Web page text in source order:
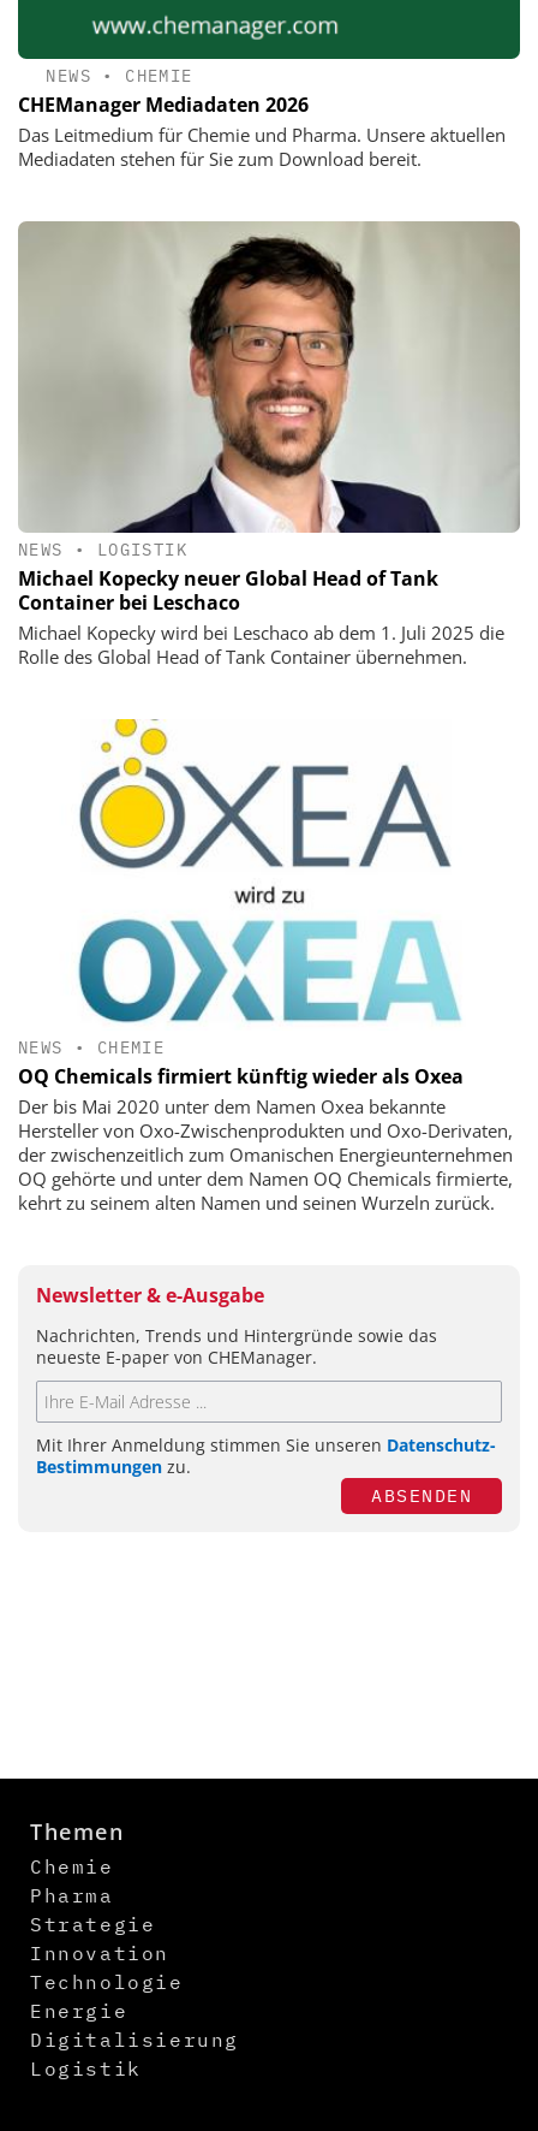
NEWS • CHEMIE
CHEManager Mediadaten 2026
Das Leitmedium für Chemie und Pharma. Unsere aktuellen
Mediadaten stehen für Sie zum Download bereit.
NEWS • LOGISTIK
Michael Kopecky neuer Global Head of Tank
Container bei Leschaco
Michael Kopecky wird bei Leschaco ab dem 1. Juli 2025 die
Rolle des Global Head of Tank Container übernehmen.
NEWS • CHEMIE
OQ Chemicals firmiert künftig wieder als Oxea
Der bis Mai 2020 unter dem Namen Oxea bekannte
Hersteller von Oxo-Zwischenprodukten und Oxo-Derivaten,
der zwischenzeitlich zum Omanischen Energieunternehmen
OQ gehörte und unter dem Namen OQ Chemicals firmierte,
kehrt zu seinem alten Namen und seinen Wurzeln zurück.
Newsletter & e-Ausgabe
Nachrichten, Trends und Hintergründe sowie das
neueste E-paper von CHEManager.
Mit Ihrer Anmeldung stimmen Sie unseren Datenschutz-
Bestimmungen zu.
ABSENDEN
Themen
Chemie
Pharma
Strategie
Innovation
Technologie
Energie
Digitalisierung
Logistik